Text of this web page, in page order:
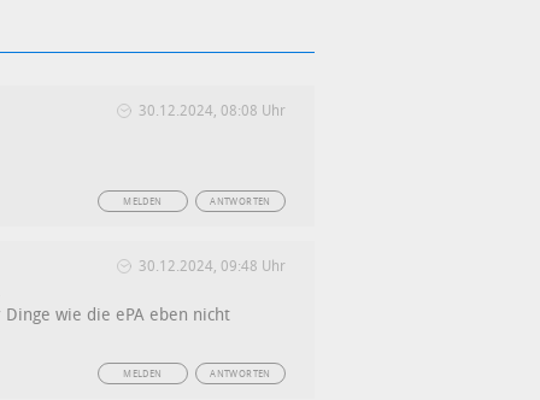
30.12.2024, 08:08 Uhr
ANTWORTEN
MELDEN
30.12.2024, 09:48 Uhr
wie die ePA eben nicht
ANTWORTEN
MELDEN